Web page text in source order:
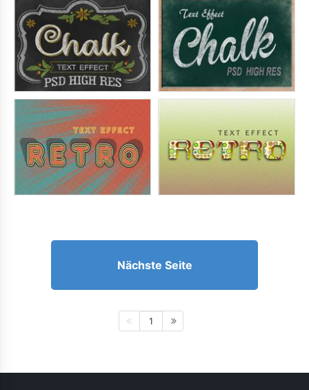
Nächste Seite
1